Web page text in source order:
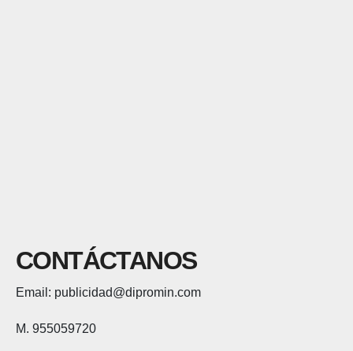
M. 955059720
NOTICIAS